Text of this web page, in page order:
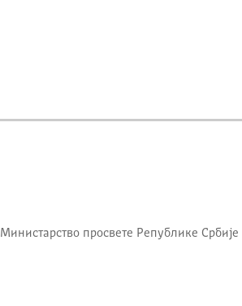
Министарство просвете Републике Србије